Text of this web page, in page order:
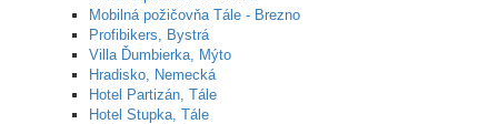
Mobilná požičovňa Tále - Brezno
Profibikers, Bystrá
Villa Ďumbierka, Mýto
Hradisko, Nemecká
Hotel Partizán, Tále
Hotel Stupka, Tále